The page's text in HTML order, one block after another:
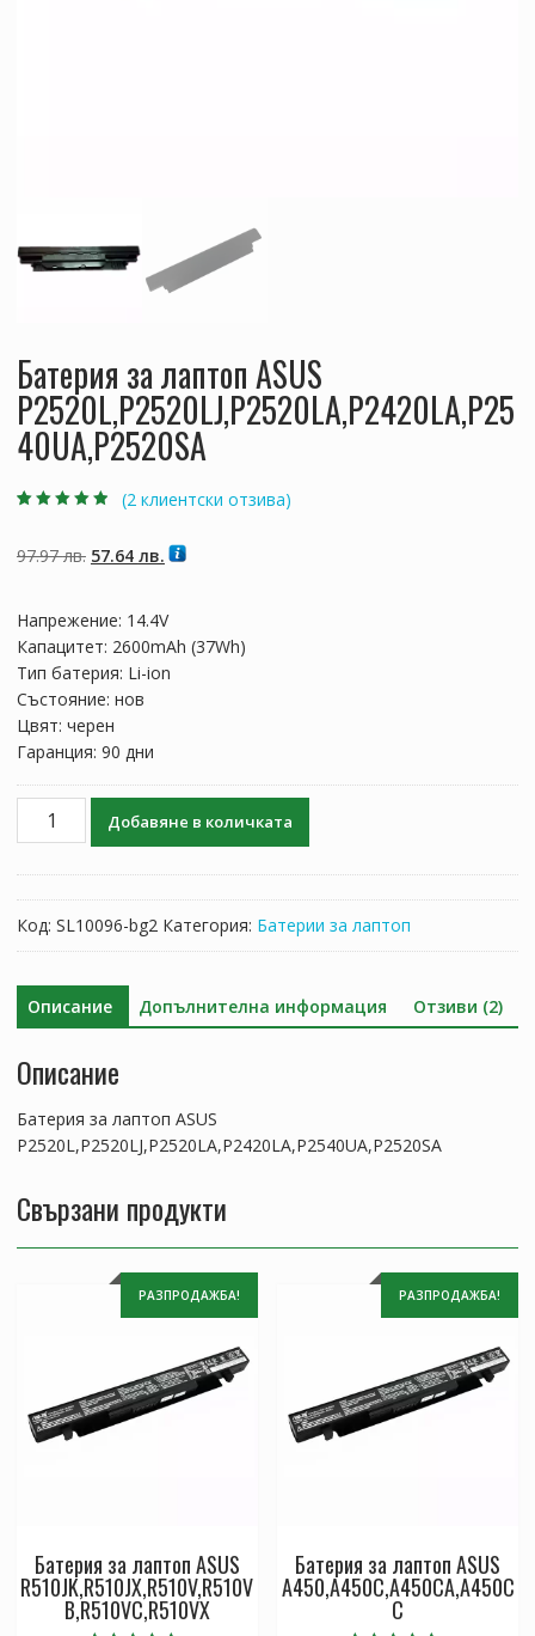
Батерия за лаптоп ASUS
P2520L,P2520LJ,P2520LA,P2420LA,P25
40UA,P2520SA
базирано на
потребителски
(2 клиентски отзива)
97.97лв. Original
97.97 лв..
57.64 лв.Текущата
57.64 лв..
Напрежение: 14.4V
Капацитет: 2600mAh (37Wh)
Тип батерия: Li-ion
Състояние: нов
Цвят: черен
Гаранция: 90 дни
количество
лаптоп
ASUS
Добавяне в количката
Код: SL10096-bg2 Категория: Батерии за лаптоп
Описание Допълнителна информация Отзиви (2)
Описание
Батерия за лаптоп ASUS
P2520L,P2520LJ,P2520LA,P2420LA,P2540UA,P2520SA
Свързани продукти
РАЗПРОДАЖБА!
Батерия за лаптоп ASUS
R510JK,R510JX,R510V,R510V
B,R510VC,R510VX
РАЗПРОДАЖБА!
Батерия за лаптоп ASUS
A450,A450C,A450CA,A450C
C